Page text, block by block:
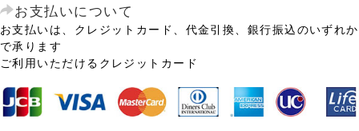
お支払いについて
お支払いは、クレジットカード、代金引換、銀行振込のいずれか
で承ります
ご利用いただけるクレジットカード